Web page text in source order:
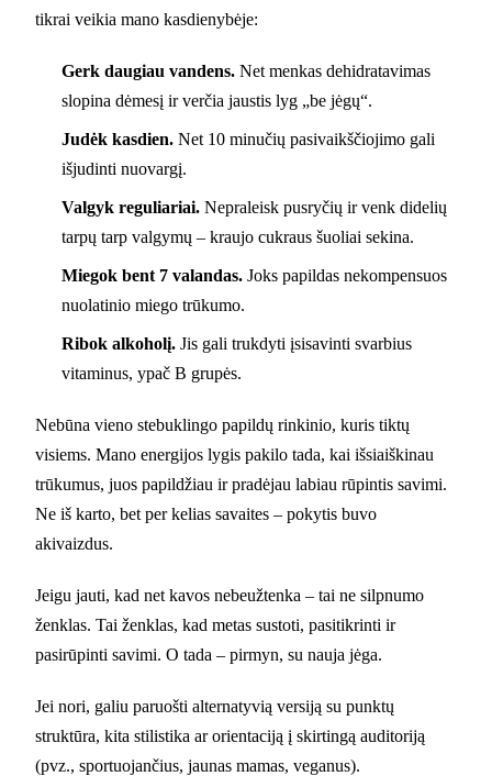
tikrai veikia mano kasdienybėje:
Gerk daugiau vandens. Net menkas dehidratavimas
slopina dėmesį ir verčia jaustis lyg „be jėgų“.
Judėk kasdien. Net 10 minučių pasivaikščiojimo gali
išjudinti nuovargį.
Valgyk reguliariai. Nepraleisk pusryčių ir venk didelių
tarpų tarp valgymų – kraujo cukraus šuoliai sekina.
Miegok bent 7 valandas. Joks papildas nekompensuos
nuolatinio miego trūkumo.
Ribok alkoholį. Jis gali trukdyti įsisavinti svarbius
vitaminus, ypač B grupės.
Nebūna vieno stebuklingo papildų rinkinio, kuris tiktų
visiems. Mano energijos lygis pakilo tada, kai išsiaiškinau
trūkumus, juos papildžiau ir pradėjau labiau rūpintis savimi.
Ne iš karto, bet per kelias savaites – pokytis buvo
akivaizdus.
Jeigu jauti, kad net kavos nebeužtenka – tai ne silpnumo
ženklas. Tai ženklas, kad metas sustoti, pasitikrinti ir
pasirūpinti savimi. O tada – pirmyn, su nauja jėga.
Jei nori, galiu paruošti alternatyvią versiją su punktų
struktūra, kita stilistika ar orientaciją į skirtingą auditoriją
(pvz., sportuojančius, jaunas mamas, veganus).